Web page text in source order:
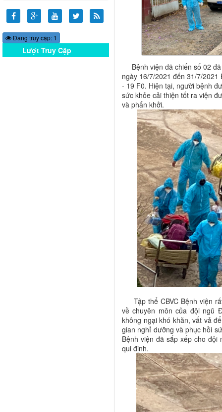
Bệnh viện dã chiến số 02
ngày 16/7/2021 đến 31/7/
- 19 F0. Hiện tại, người bệnh
sức khỏe cải thiện tốt ra viện
và phấn khởi.
Tập thể CBVC Bệnh viện
về chuyên môn của đội ngũ
không ngại khó khăn, vất vả
gian nghỉ dưỡng và phục hồi
Bệnh viện đã sắp xếp cho
qui định.
Đang truy cập: 1
Lượt Truy Cập
Online